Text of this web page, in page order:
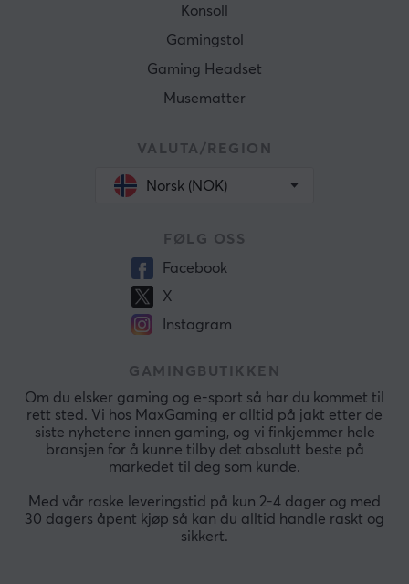
Konsoll
Gamingstol
Gaming Headset
Musematter
VALUTA/REGION
Norsk (NOK)
FØLG OSS
Facebook
X
Instagram
GAMINGBUTIKKEN
Om du elsker gaming og e-sport så har du kommet til
rett sted. Vi hos MaxGaming er alltid på jakt etter de
siste nyhetene innen gaming, og vi finkjemmer hele
bransjen for å kunne tilby det absolutt beste på
markedet til deg som kunde.
Med vår raske leveringstid på kun 2-4 dager og med
30 dagers åpent kjøp så kan du alltid handle raskt og
sikkert.